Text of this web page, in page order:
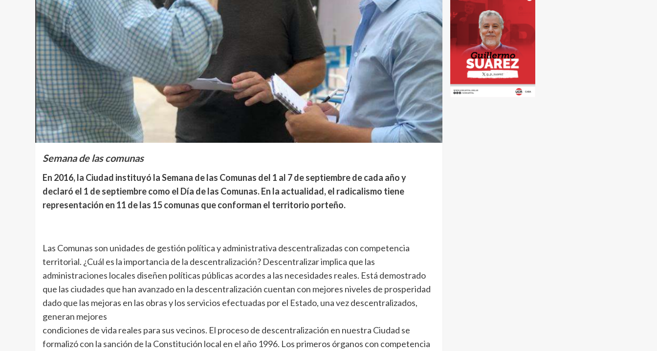
Semana de las comunas
En 2016, la Ciudad instituyó la Semana de las Comunas del 1 al 7 de septiembre de cada año y
declaró el 1 de septiembre como el Día de las Comunas. En la actualidad, el radicalismo tiene
representación en 11 de las 15 comunas que conforman el territorio porteño.
Las Comunas son unidades de gestión política y administrativa descentralizadas con competencia
territorial. ¿Cuál es la importancia de la descentralización? Descentralizar implica que las
administraciones locales diseñen políticas públicas acordes a las necesidades reales. Está demostrado
que las ciudades que han avanzado en la descentralización cuentan con mejores niveles de prosperidad
dado que las mejoras en las obras y los servicios efectuadas por el Estado, una vez descentralizados,
generan mejores
condiciones de vida reales para sus vecinos. El proceso de descentralización en nuestra Ciudad se
formalizó con la sanción de la Constitución local en el año 1996. Los primeros órganos con competencia